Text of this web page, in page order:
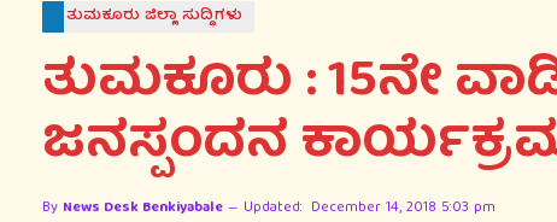
ತುಮಕೂರು ಜಿಲ್ಲಾ ಸುದ್ಧಿಗಳು
ತುಮಕೂರು : 15ನೇ
ಜನಸ್ಪಂದನ
By News Desk Benkiyabale Updated: December 14, 2018 5:03 pm